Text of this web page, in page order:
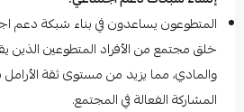
المتطوعون يساعدون في بناء شبكة دعم
خلق مجتمع من الأفراد المتطوعين
والمادي، مما يزيد من مستوى ثقة
المشاركة الفعالة في المجتمع.